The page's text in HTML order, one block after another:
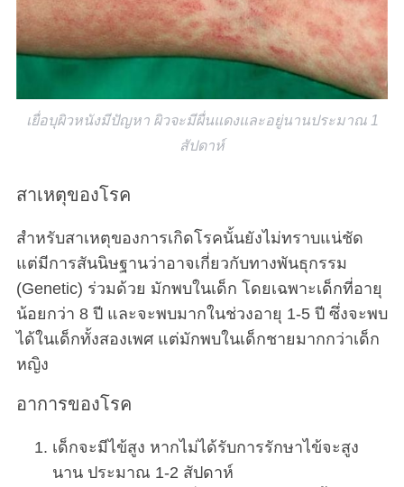
เยื่อบุผิวหนังมีปัญหา ผิวจะมีผื่นแดงและอยู่นานประมาณ 1
สัปดาห์
สาเหตุของโรค
สำหรับสาเหตุของการเกิดโรคนั้นยังไม่ทราบแน่ชัด
แต่มีการสันนิษฐานว่าอาจเกี่ยวกับทางพันธุกรรม
(Genetic) ร่วมด้วย มักพบในเด็ก โดยเฉพาะเด็กที่อายุ
น้อยกว่า 8 ปี และจะพบมากในช่วงอายุ 1-5 ปี ซึ่งจะพบ
ได้ในเด็กทั้งสองเพศ แต่มักพบในเด็กชายมากกว่าเด็ก
หญิง
อาการของโรค
เด็กจะมีไข้สูง หากไม่ได้รับการรักษาไข้จะสูง
นาน ประมาณ 1-2 สัปดาห์